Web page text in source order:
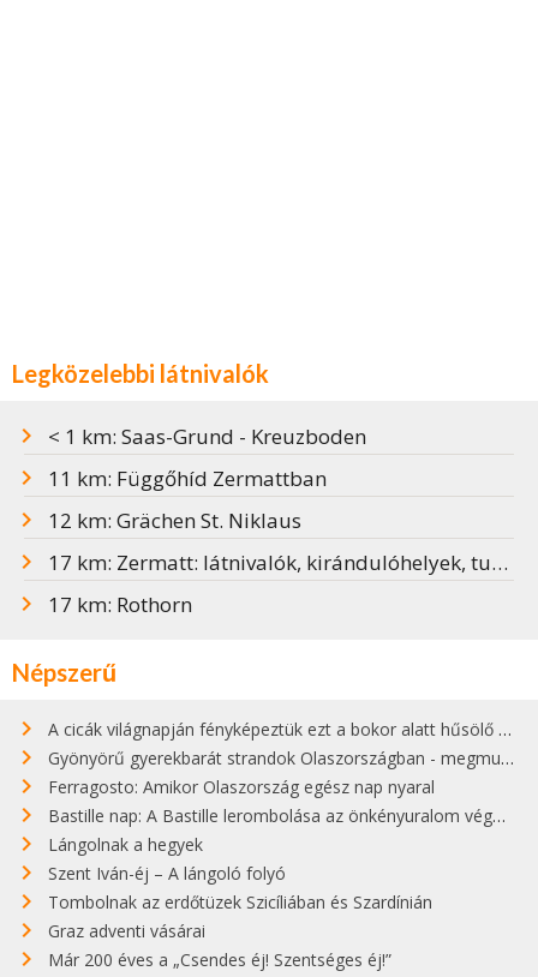
Legközelebbi látnivalók
< 1 km: Saas-Grund - Kreuzboden
11 km: Függőhíd Zermattban
12 km: Grächen St. Niklaus
17 km: Zermatt: látnivalók, kirándulóhelyek, tudnivalók
17 km: Rothorn
Népszerű
A cicák világnapján fényképeztük ezt a bokor alatt hűsölő cicát Kisorosziban
Gyönyörű gyerekbarát strandok Olaszországban - megmutatjuk a 15 legjobbat
Ferragosto: Amikor Olaszország egész nap nyaral
Bastille nap: A Bastille lerombolása az önkényuralom végét jelentette
Lángolnak a hegyek
Szent Iván-éj – A lángoló folyó
Tombolnak az erdőtüzek Szicíliában és Szardínián
Graz adventi vásárai
Már 200 éves a „Csendes éj! Szentséges éj!”